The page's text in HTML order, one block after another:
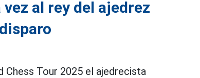
al rey del ajedrez
Chess Tour 2025 el ajedrecista